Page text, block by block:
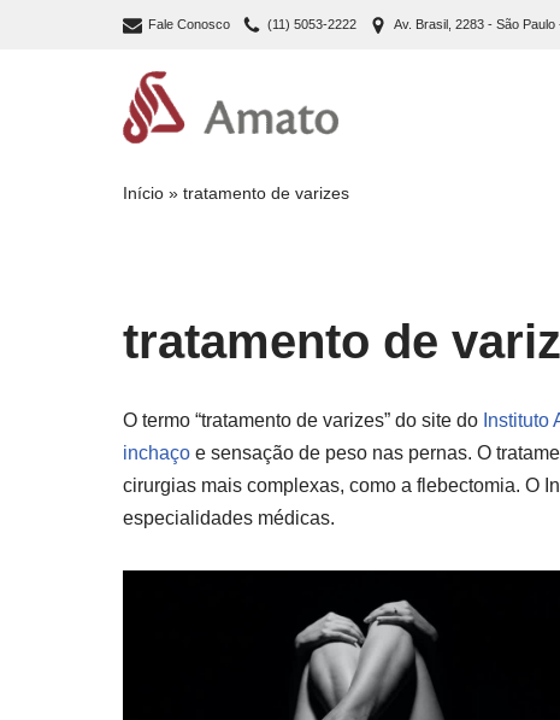
Fale Conosco (11) 5053-2222 Av. Brasil, 2283 - São Paulo
Início » tratamento de varizes
tratamento de
O termo “tratamento de varizes” do site do Instituto
inchaço e sensação de peso nas pernas. O
cirurgias mais complexas, como a flebectomia. O
especialidades médicas.